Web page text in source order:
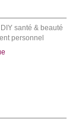
santé & beauté
personnel